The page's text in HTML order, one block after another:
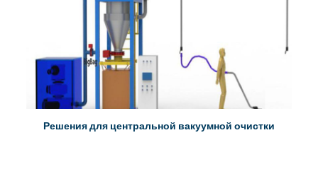
Решения для центральной вакуумной очистки